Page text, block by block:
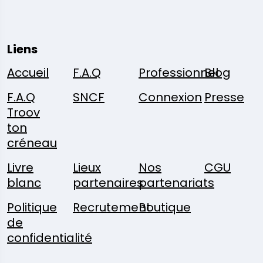
Liens
Accueil
F.A.Q Professionnel
Blog
F.A.Q
Troov
ton
créneau
SNCF Connexion Presse
Livre
blanc
Lieux
partenaires
Nos
partenariats
CGU
Politique
de
confidentialité
RecrutementBoutique